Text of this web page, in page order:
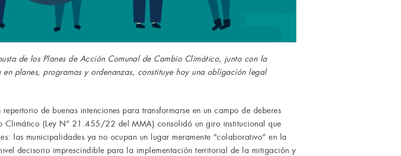
de los Planes de Acción Comunal de Cambio Climático, junto con la
planes, programas y ordenanzas, constituye hoy una obligación legal
de buenas intenciones para transformarse en un campo de deberes
Climático (Ley N° 21.455/22 del MMA) consolidó un giro institucional que
las municipalidades ya no ocupan un lugar meramente “colaborativo” en la
decisorio imprescindible para la implementación territorial de la mitigación y